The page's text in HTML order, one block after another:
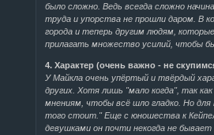
было сложно. Ведь всегда сложно
труда и упорства не прошли даром. В
города и теперь другим людям,
прилагать множество усилий, чтобы
4. Характер (очень важно - не
У Майкла очень упёртый и твёрдый
других. Хотя лишь "мало когда", так
мнениям, чтобы всё шло гладко. Но
того стоит." Еще с юношества к
девушками он почти некогда не